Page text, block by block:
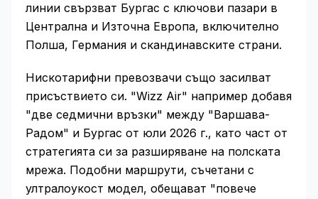
линии свързват Бургас с ключови пазари в
Централна и Източна Европа, включително
Полша, Германия и скандинавските страни.
Нискотарифни превозвачи също засилват
присъствието си. "Wizz Air" например добавя
"две седмични връзки" между "Варшава-
Радом" и Бургас от юли 2026 г., като част от
стратегията си за разширяване на полската
мрежа. Подобни маршрути, съчетани с
ултралоукост модел, обещават "повече